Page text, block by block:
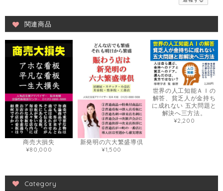
関連商品
商売大損失
¥80,000
新発明の六大繁盛導倶
¥1,500
世界の人工知能ＡＩの
解答、貧乏人が金持ち
に成れない 五大問題と
解決へ三方法。
¥2,200
Category